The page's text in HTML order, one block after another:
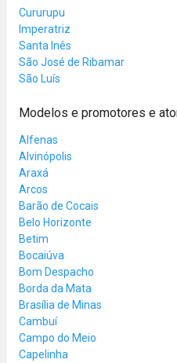
Cururupu
Imperatriz
Santa Inês
São José de Ribamar
São Luís
Modelos e promotores e
Alfenas
Alvinópolis
Araxá
Arcos
Barão de Cocais
Belo Horizonte
Betim
Bocaiúva
Bom Despacho
Borda da Mata
Brasília de Minas
Cambuí
Campo do Meio
Capelinha